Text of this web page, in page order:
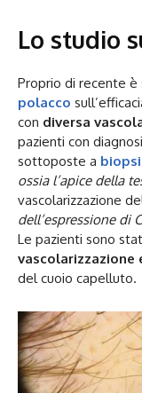
Lo studio
Proprio di recente
polacco
con diversa
pazienti con
sottoposte a
ossia l’apice della
vascolarizzazione
dell’espressione di
Le pazienti sono
vascolarizzazione
del cuoio capelluto.